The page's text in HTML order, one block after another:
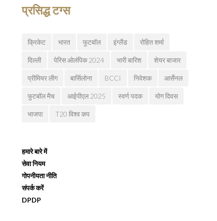
प्रसिद्ध टग्स
क्रिकेट भारत फुटबॉल इंग्लैंड रोहित शर्मा
दिल्ली पेरिस ओलंपिक 2024 भारी बारिश शेयर बाजार
प्रीमियर लीग बार्सिलोना BCCI निवेशक आर्सेनल
फुटबॉल मैच आईपीएल 2025 स्वर्ण पदक योग दिवस
भाजपा T20 विश्व कप
हमारे बारे में
सेवा नियम
गोपनीयता नीति
संपर्क करें
DPDP